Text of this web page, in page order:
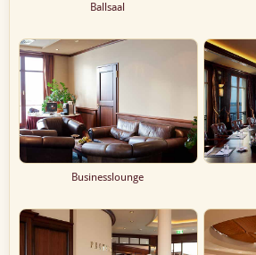
Ballsaal
Businesslounge